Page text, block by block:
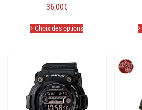
36,00€
Choix des optionsproduit
être
choisies